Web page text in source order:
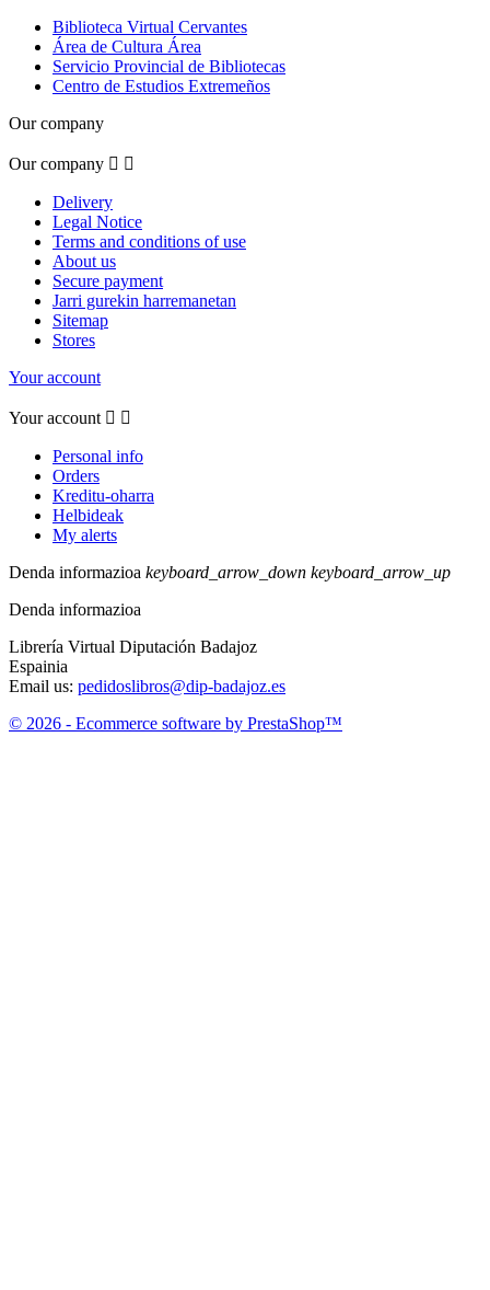
Biblioteca Virtual Cervantes
Área de Cultura Área
Servicio Provincial de Bibliotecas
Centro de Estudios Extremeños
Our company
Our company  
Delivery
Legal Notice
Terms and conditions of use
About us
Secure payment
Jarri gurekin harremanetan
Sitemap
Stores
Your account
Your account  
Personal info
Orders
Kreditu-oharra
Helbideak
My alerts
Denda informazioa keyboard_arrow_down keyboard_arrow_up
Denda informazioa
Librería Virtual Diputación Badajoz
Espainia
Email us: pedidoslibros@dip-badajoz.es
© 2026 - Ecommerce software by PrestaShop™